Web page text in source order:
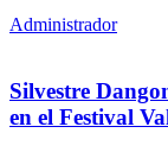
Administrador
Silvestre
en el Festival